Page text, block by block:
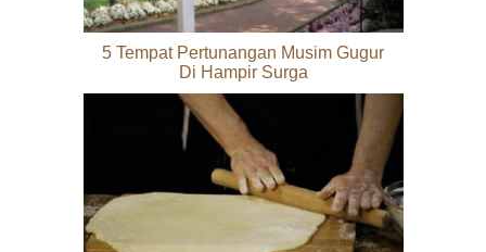
5 Tempat Pertunangan Musim Gugur
Di Hampir Surga